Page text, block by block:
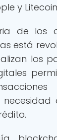
y
de los
está
los